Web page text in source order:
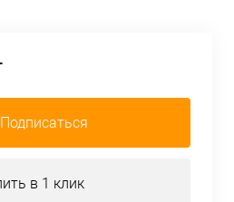
Подписаться
в 1 клик